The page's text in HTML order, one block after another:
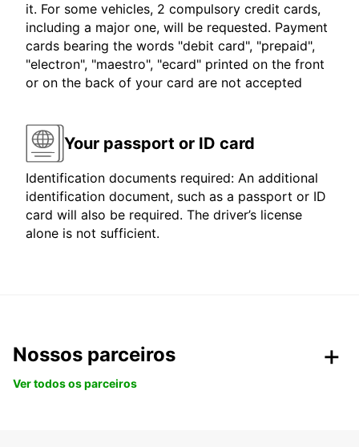
it. For some vehicles, 2 compulsory credit cards,
including a major one, will be requested. Payment
cards bearing the words "debit card", "prepaid",
"electron", "maestro", "ecard" printed on the front
or on the back of your card are not accepted
Your passport or ID card
Identification documents required: An additional
identification document, such as a passport or ID
card will also be required. The driver’s license
alone is not sufficient.
Nossos parceiros
Ver todos os parceiros